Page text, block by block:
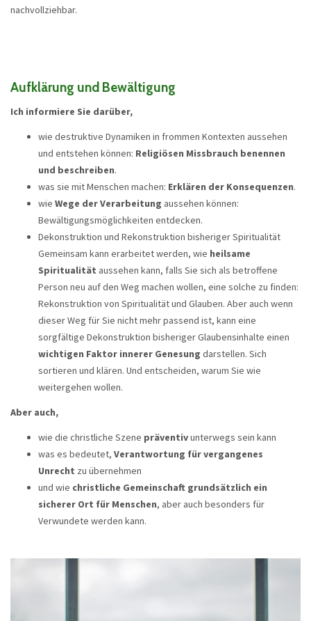
nachvollziehbar.
Aufklärung und Bewältigung
Ich informiere Sie darüber,
wie destruktive Dynamiken in frommen Kontexten aussehen
und entstehen können: Religiösen Missbrauch benennen
und beschreiben.
was sie mit Menschen machen: Erklären der Konsequenzen.
wie Wege der Verarbeitung aussehen können:
Bewältigungsmöglichkeiten entdecken.
Dekonstruktion und Rekonstruktion bisheriger Spiritualität
Gemeinsam kann erarbeitet werden, wie heilsame
Spiritualität aussehen kann, falls Sie sich als betroffene
Person neu auf den Weg machen wollen, eine solche zu finden:
Rekonstruktion von Spiritualität und Glauben. Aber auch wenn
dieser Weg für Sie nicht mehr passend ist, kann eine
sorgfältige Dekonstruktion bisheriger Glaubensinhalte einen
wichtigen Faktor innerer Genesung darstellen. Sich
sortieren und klären. Und entscheiden, warum Sie wie
weitergehen wollen.
Aber auch,
wie die christliche Szene präventivunterwegs sein kann
was es bedeutet, Verantwortung für vergangenes
Unrecht zu übernehmen
und wie christliche Gemeinschaft grundsätzlich ein
sicherer Ort für Menschen, aber auch besonders für
Verwundete werden kann.